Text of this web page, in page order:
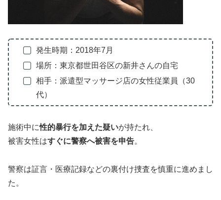
発生時期：2018年7月
場所：東京都世田谷区の新井さんの自宅
相手：派遣型マッサージ店の女性従業員（30
代）
施術中に性的暴行を加えた疑いが持たれ、
被害女性はすぐに警察へ被害を申告。
警察は証言・医療記録などの裏付け捜査を慎重に進めまし
た。